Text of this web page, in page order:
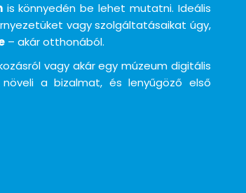
is könnyedén be lehet mutatni. Ideális
vagy szolgáltatásaikat úgy,
– akár otthonából.
vagy akár egy múzeum digitális
a bizalmat, és lenyűgöző első